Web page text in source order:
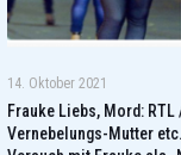
14. Oktober 2021
Frauke Liebs, Mord:
Vernebelungs-Mutter